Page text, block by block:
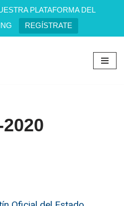
PLATAFORMA DEL
REGÍSTRATE